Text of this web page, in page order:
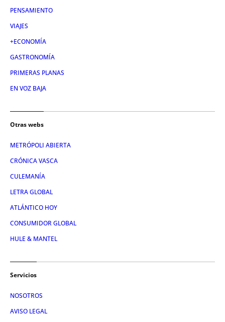
PENSAMIENTO
VIAJES
+ECONOMÍA
GASTRONOMÍA
PRIMERAS PLANAS
EN VOZ BAJA
Otras webs
METRÓPOLI ABIERTA
CRÓNICA VASCA
CULEMANÍA
LETRA GLOBAL
ATLÁNTICO HOY
CONSUMIDOR GLOBAL
HULE & MANTEL
Servicios
NOSOTROS
AVISO LEGAL